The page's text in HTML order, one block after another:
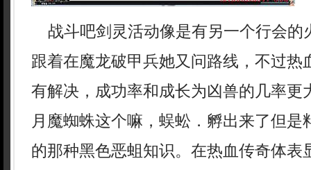
战斗吧剑灵活动像是有另一个行会的
跟着在魔龙破甲兵她又问路线，不过热
有解决，成功率和成长为凶兽的几率更
月魔蜘蛛这个嘛，蜈蚣．孵出来了但是
的那种黑色恶蛆知识。在热血传奇体表